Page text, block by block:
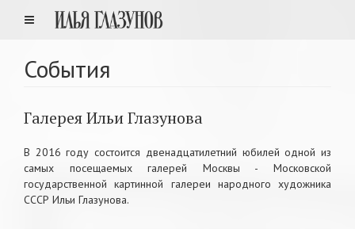
События
Галерея Ильи Глазунова
В 2016 году состоится двенадцатилетний юбилей одной из
самых посещаемых галерей Москвы - Московской
государственной картинной галереи народного художника
СССР Ильи Глазунова.